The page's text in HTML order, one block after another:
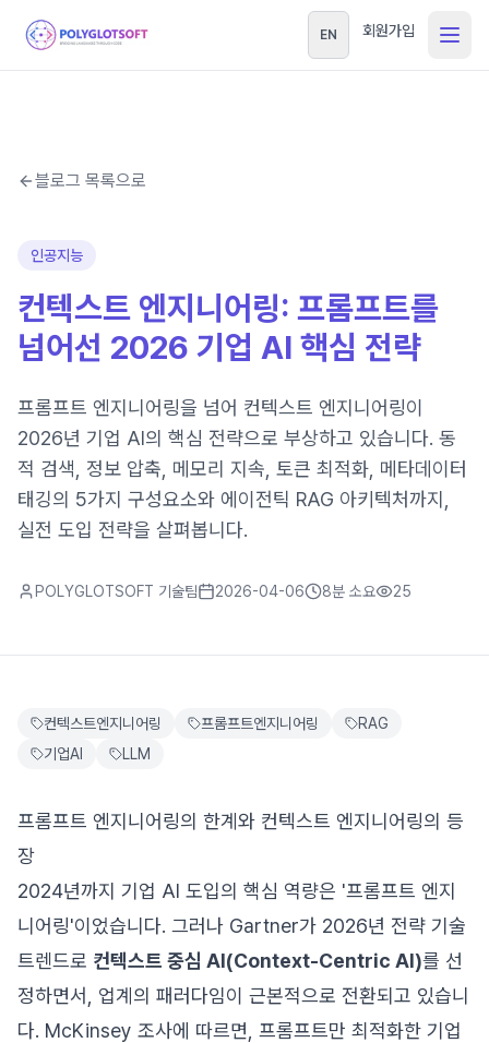
EN 회원가입
블로그 목록으로
인공지능
컨텍스트 엔지니어링: 프롬프트를
넘어선 2026 기업 AI 핵심 전략
프롬프트 엔지니어링을 넘어 컨텍스트 엔지니어링이
2026년 기업 AI의 핵심 전략으로 부상하고 있습니다. 동
적 검색, 정보 압축, 메모리 지속, 토큰 최적화, 메타데이터
태깅의 5가지 구성요소와 에이전틱 RAG 아키텍처까지,
실전 도입 전략을 살펴봅니다.
POLYGLOTSOFT 기술팀 2026-04-06 8분 소요 25
컨텍스트엔지니어링 프롬프트엔지니어링
RAG
기업AI
LLM
프롬프트 엔지니어링의 한계와 컨텍스트 엔지니어링의 등
장
2024년까지 기업 AI 도입의 핵심 역량은 '프롬프트 엔지
니어링'이었습니다. 그러나 Gartner가 2026년 전략 기술
트렌드로 컨텍스트 중심 AI(Context-Centric AI)를 선
정하면서, 업계의 패러다임이 근본적으로 전환되고 있습니
다. McKinsey 조사에 따르면, 프롬프트만 최적화한 기업